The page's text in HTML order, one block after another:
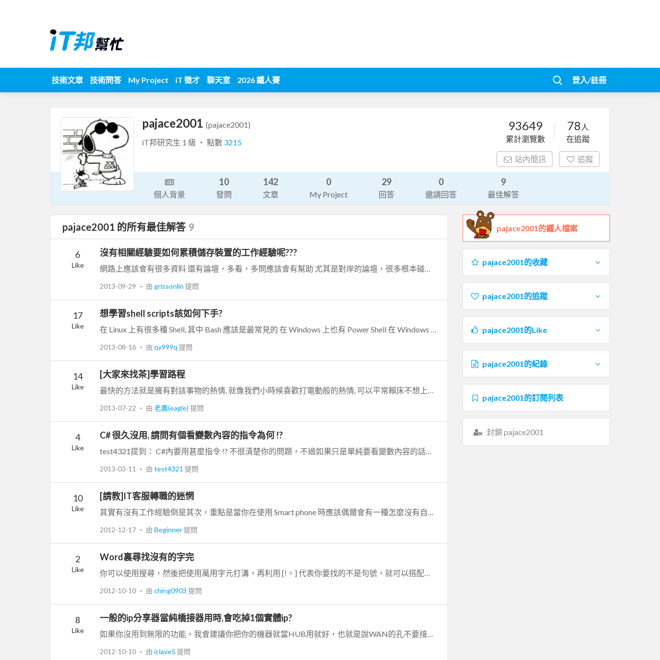
技術文章 技術問答 My Project iT 徵才 聊天室 2026 鐵人賽 登入/註冊
pajace2001 (pajace2001)
iT邦研究生 1 級 ‧ 點數 3215
93649
累計瀏覽數
78 人
在追蹤
站內簡訊 追蹤
個人背景
10
發問
142
文章
0
My Project
29
回答
0
邀請回答
9
最佳解答
pajace2001 的所有最佳解答 9
6
Like
沒有相關經驗要如何累積儲存裝置的工作經驗呢???
2013-09-29 ‧ 由 grissonlin 提問
17
Like
想學習shell scripts該如何下手?
2013-08-16 ‧ 由 qy999q 提問
14
Like
[大家來找茶]學習路程
2013-07-22 ‧ 由 老鷹(eagle) 提問
4
Like
C# 很久沒用, 請問有個看變數內容的指令為何 !?
2013-03-11 ‧ 由 test4321 提問
10
Like
[請教]IT客服轉職的迷惘
2012-12-17 ‧ 由 Beginner提問
2
Like
Word裏尋找沒有的字完
2012-10-10 ‧ 由 ching0903 提問
8
Like
一般的ip分享器當純橋接器用時,會吃掉1個實體ip?
2012-10-10 ‧ 由 iclave5 提問
pajace2001的鐵人檔案
pajace2001的收藏
pajace2001的追蹤
pajace2001的Like
pajace2001的紀錄
pajace2001的訂閱列表
封鎖 pajace2001